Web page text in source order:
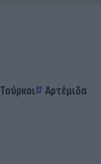
Τούρκοι Αρτέμιδα